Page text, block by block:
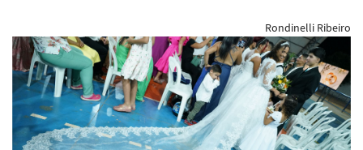
E-
mail
Rondinelli Ribeiro